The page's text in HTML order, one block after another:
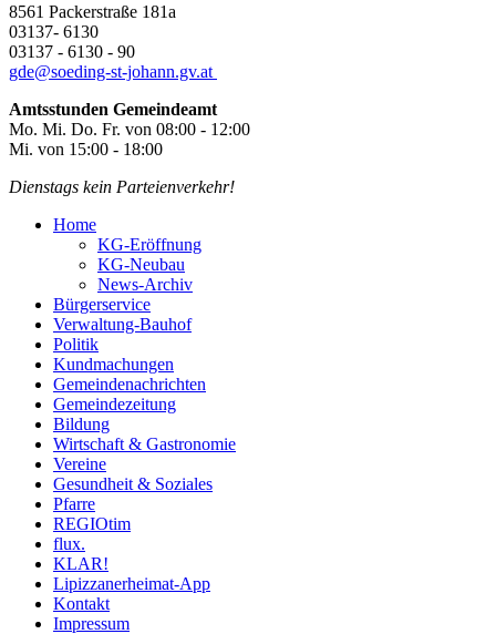
8561 Packerstraße 181a
03137- 6130
03137 - 6130 - 90
gde@soeding-st-johann.gv.at
Amtsstunden Gemeindeamt
Mo. Mi. Do. Fr. von 08:00 - 12:00
Mi. von 15:00 - 18:00
Dienstags kein Parteienverkehr!
Home
KG-Eröffnung
KG-Neubau
News-Archiv
Bürgerservice
Verwaltung-Bauhof
Politik
Kundmachungen
Gemeindenachrichten
Gemeindezeitung
Bildung
Wirtschaft & Gastronomie
Vereine
Gesundheit & Soziales
Pfarre
REGIOtim
flux.
KLAR!
Lipizzanerheimat-App
Kontakt
Impressum